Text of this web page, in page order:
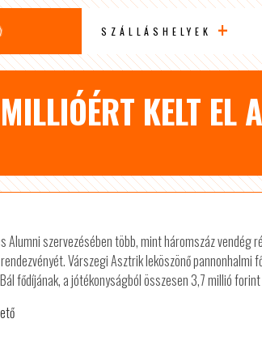
SZÁLLÁSHELYEK
KELT EL
Alumni szervezésében több, mint háromszáz vendég
Várszegi Asztrik leköszönő
fődíjának, a jótékonyságból összesen 3,7 millió